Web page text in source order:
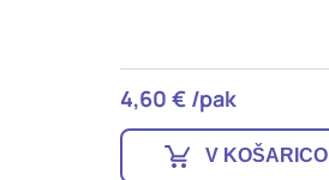
4,61 € /pak
V KOŠARICO